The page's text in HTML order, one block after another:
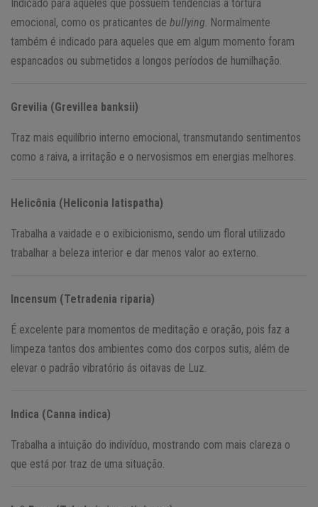
Indicado para aqueles que possuem tendências a tortura
emocional, como os praticantes de bullying . Normalmente
também é indicado para aqueles que em algum momento foram
espancados ou submetidos a longos períodos de humilhação.
Grevilia (Grevillea banksii)
Traz mais equilíbrio interno emocional, transmutando sentimentos
como a raiva, a irritação e o nervosismos em energias melhores.
Helicônia (Heliconia latispatha)
Trabalha a vaidade e o exibicionismo, sendo um floral utilizado
trabalhar a beleza interior e dar menos valor ao externo.
Incensum (Tetradenia riparia)
É excelente para momentos de meditação e oração, pois faz a
limpeza tantos dos ambientes como dos corpos sutis, além de
elevar o padrão vibratório ás oitavas de Luz.
Indica (Canna indica)
Trabalha a intuição do indivíduo, mostrando com mais clareza o
que está por traz de uma situação.